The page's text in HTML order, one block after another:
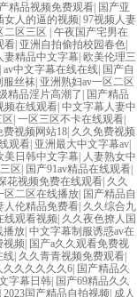
精品视频免费观看 国产亚
女人的逼的视频 97视频人妻
二区三区
午夜国产宅男在
看 亚洲自拍偷拍校园春色
妻精品中文字幕 欧美伦理三
av中文字幕在线在线 国产自
服丝袜 亚洲熟妇av一区二区
精品淫片高潮了
国产精品
频在线观看 中文字幕人妻中
区 一区三区不卡在线观看
费视频网站18 久久免费视频
观看 亚洲最大中文字幕av
美日韩中文字幕 人妻熟女中
区 国产91av精品在线观看
花视频免费在线观看 久久
区二区在线播放 国产精品自
人伦精品免费看 久久综合九
线观看视频 久久夜色撩人国
播放 中文字幕制服诱惑av在
视频 国产a久久观看免费视
线 久久青青视频免费观看
久久久久久久6 国产精品久
字幕日韩 国产69精品久久
2023国产精品自拍视频 成人